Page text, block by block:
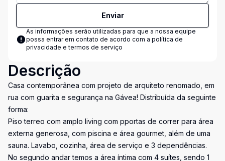
Enviar
As informações serão utilizadas para que a nossa equipe
possa entrar em contato de acordo com a política de
privacidade e termos de serviço
Descrição
Casa contemporânea com projeto de arquiteto renomado, em
rua com guarita e segurança na Gávea! Distribuída da seguinte
forma:
Piso terreo com amplo living com pportas de correr para área
externa generosa, com piscina e área gourmet, além de uma
sauna. Lavabo, cozinha, área de serviço e 3 dependências.
No segundo andar temos a área íntima com 4 suítes, sendo 1